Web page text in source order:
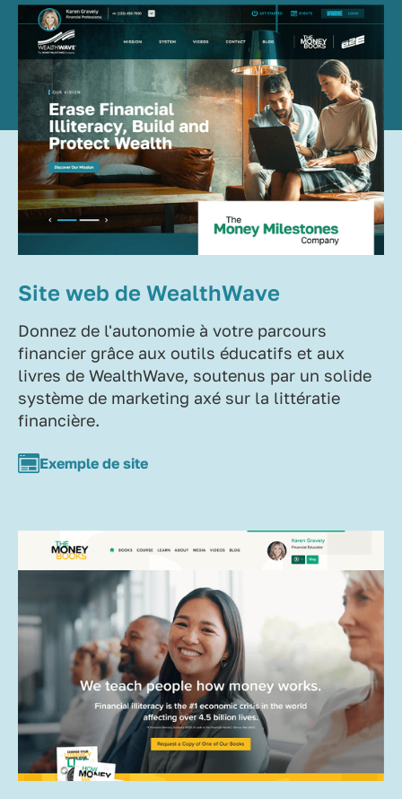
Site web de WealthWave
Donnez de l'autonomie à votre parcours
financier grâce aux outils éducatifs et aux
livres de WealthWave, soutenus par un solide
système de marketing axé sur la littératie
financière.
Exemple de site